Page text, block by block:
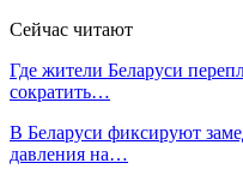
Сейчас читают
Где жители Беларуси
сократить…
В Беларуси фиксируют
давления на…